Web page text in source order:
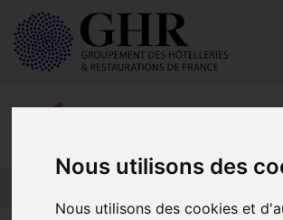
Nous utilisons des
Nous utilisons des cookies et